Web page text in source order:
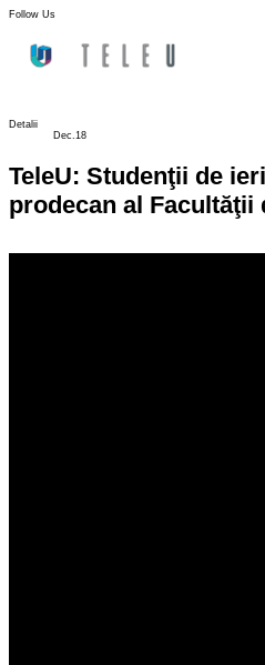
Follow Us
Detalii
Dec.18
TeleU: Studenţii de
prodecan al Facultăţii